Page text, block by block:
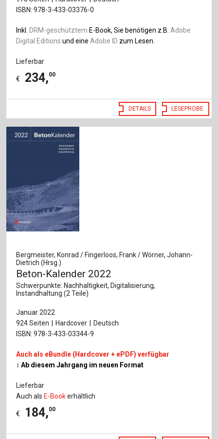
ISBN: 978-3-433-03376-0
Inkl. DRM-geschütztem E-Book, Sie benötigen z.B.Adobe
Digital Editions und eineAdobe ID zum Lesen.
Lieferbar
€ 234,00
DETAILS LESEPROBE
Bergmeister, Konrad / Fingerloos, Frank / Wörner, Johann-
Dietrich (Hrsg.)
Beton-Kalender 2022
Schwerpunkte: Nachhaltigkeit, Digitalisierung,
Instandhaltung (2 Teile)
Januar 2022
924 Seiten
Hardcover
Deutsch
ISBN: 978-3-433-03344-9
Auch als eBundle (Hardcover + ePDF) verfügbar
↕ Ab diesem Jahrgang im neuen Format
Lieferbar
Auch als E-Bookerhältlich
€ 184,00